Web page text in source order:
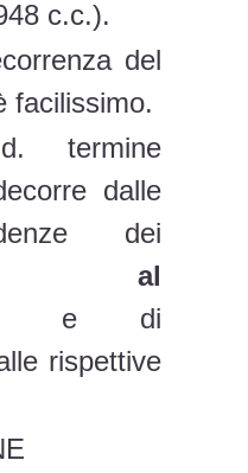
c.c.).
del
facilissimo.
termine
dalle
dei
al
e di
rispettive